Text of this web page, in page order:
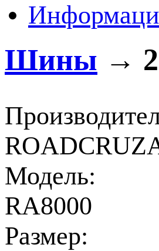
Шины →
Модель:
RA8000
Размер: